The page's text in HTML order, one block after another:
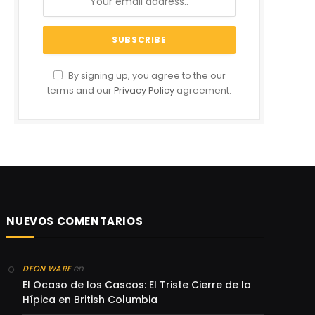
By signing up, you agree to the our
terms and ourPrivacy Policy agreement.
NUEVOS COMENTARIOS
DEON WAREen
El Ocaso de los Cascos: El Triste Cierre de la
Hípica en British Columbia